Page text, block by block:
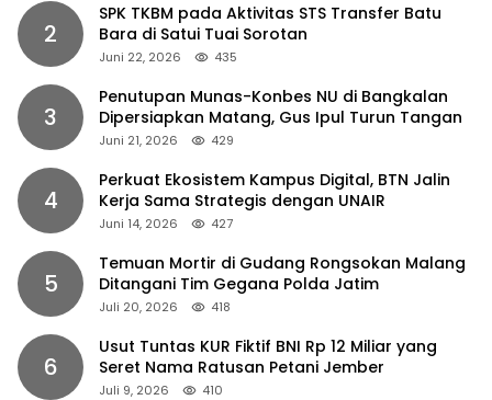
2
SPK TKBM pada Aktivitas STS Transfer Batu
Bara di Satui Tuai Sorotan
Juni 22, 2026 435
3
Penutupan Munas-Konbes NU di Bangkalan
Dipersiapkan Matang, Gus Ipul Turun Tangan
Juni 21, 2026 429
4
Perkuat Ekosistem Kampus Digital, BTN Jalin
Kerja Sama Strategis dengan UNAIR
Juni 14, 2026 427
5
Temuan Mortir di Gudang Rongsokan Malang
Ditangani Tim Gegana Polda Jatim
Juli 20, 2026 418
6
Usut Tuntas KUR Fiktif BNI Rp 12 Miliar yang
Seret Nama Ratusan Petani Jember
Juli 9, 2026 410